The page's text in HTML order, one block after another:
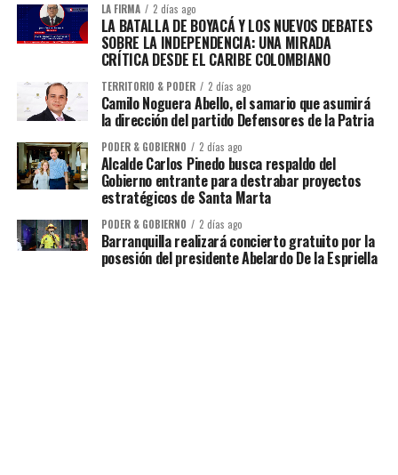
LA FIRMA 2 días ago
LA BATALLA DE BOYACÁ Y LOS NUEVOS DEBATES
SOBRE LA INDEPENDENCIA: UNA MIRADA
CRÍTICA DESDE EL CARIBE COLOMBIANO
TERRITORIO & PODER 2 días ago
Camilo Noguera Abello, el samario que asumirá
la dirección del partido Defensores de la Patria
PODER & GOBIERNO 2 días ago
Alcalde Carlos Pinedo busca respaldo del
Gobierno entrante para destrabar proyectos
estratégicos de Santa Marta
PODER & GOBIERNO 2 días ago
Barranquilla realizará concierto gratuito por la
posesión del presidente Abelardo De la Espriella